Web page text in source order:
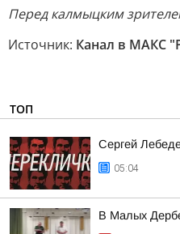
Перед калмыцким
Источник: Канал в МАКС
ТОП
Сергей
05:04
В Малых